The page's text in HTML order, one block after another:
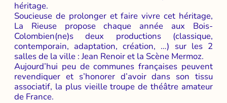
héritage.
Soucieuse de prolonger et faire vivre cet héritage,
La Rieuse propose chaque année aux Bois-
Colombien(ne)s deux productions (classique,
contemporain, adaptation, création, …) sur les 2
salles de la ville : Jean Renoir et la Scène Mermoz.
Aujourd’hui peu de communes françaises peuvent
revendiquer et s’honorer d’avoir dans son tissu
associatif, la plus vieille troupe de théâtre amateur
de France.